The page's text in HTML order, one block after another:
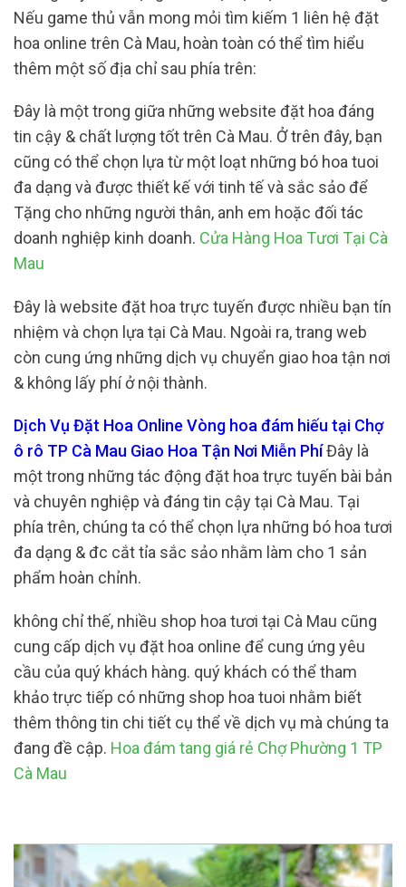
Nếu game thủ vẫn mong mỏi tìm kiếm 1 liên hệ đặt
hoa online trên Cà Mau, hoàn toàn có thể tìm hiểu
thêm một số địa chỉ sau phía trên:
Đây là một trong giữa những website đặt hoa đáng
tin cậy & chất lượng tốt trên Cà Mau. Ở trên đây, bạn
cũng có thể chọn lựa từ một loạt những bó hoa tuoi
đa dạng và được thiết kế với tinh tế và sắc sảo để
Tặng cho những người thân, anh em hoặc đối tác
doanh nghiệp kinh doanh. Cửa Hàng Hoa Tươi Tại Cà
Mau
Đây là website đặt hoa trực tuyến được nhiều bạn tín
nhiệm và chọn lựa tại Cà Mau. Ngoài ra, trang web
còn cung ứng những dịch vụ chuyển giao hoa tận nơi
& không lấy phí ở nội thành.
Dịch Vụ Đặt Hoa Online Vòng hoa đám hiếu tại Chợ
ô rô TP Cà Mau Giao Hoa Tận Nơi Miễn PhíĐây là
một trong những tác động đặt hoa trực tuyến bài bản
và chuyên nghiệp và đáng tin cậy tại Cà Mau. Tại
phía trên, chúng ta có thể chọn lựa những bó hoa tươi
đa dạng & đc cắt tỉa sắc sảo nhằm làm cho 1 sản
phẩm hoàn chỉnh.
không chỉ thế, nhiều shop hoa tươi tại Cà Mau cũng
cung cấp dịch vụ đặt hoa online để cung ứng yêu
cầu của quý khách hàng. quý khách có thể tham
khảo trực tiếp có những shop hoa tuoi nhằm biết
thêm thông tin chi tiết cụ thể về dịch vụ mà chúng ta
đang đề cập. Hoa đám tang giá rẻ Chợ Phường 1 TP
Cà Mau